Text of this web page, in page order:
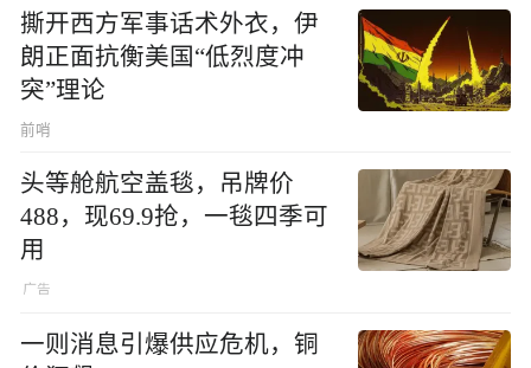
撕开西方军事话术外衣，伊
朗正面抗衡美国“低烈度冲
突”理论
前哨
头等舱航空盖毯，吊牌价
488，现69.9抢，一毯四季可
用
一则消息引爆供应危机，铜